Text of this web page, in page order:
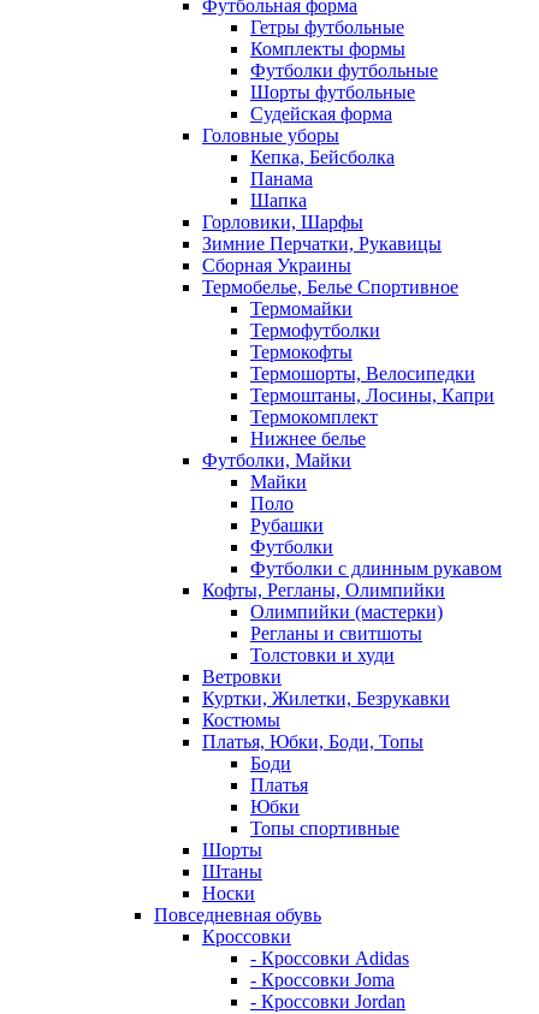
Футбольная форма
Гетры футбольные
Комплекты формы
Футболки футбольные
Шорты футбольные
Судейская форма
Головные уборы
Кепка, Бейсболка
Панама
Шапка
Горловики, Шарфы
Зимние Перчатки, Рукавицы
Сборная Украины
Термобелье, Белье Спортивное
Термомайки
Термофутболки
Термокофты
Термошорты, Велосипедки
Термоштаны, Лосины, Капри
Термокомплект
Нижнее белье
Футболки, Майки
Майки
Поло
Рубашки
Футболки
Футболки с длинным рукавом
Кофты, Регланы, Олимпийки
Олимпийки (мастерки)
Регланы и свитшоты
Толстовки и худи
Ветровки
Куртки, Жилетки, Безрукавки
Костюмы
Платья, Юбки, Боди, Топы
Боди
Платья
Юбки
Топы спортивные
Шорты
Штаны
Носки
Повседневная обувь
Кроссовки
- Кроссовки Adidas
- Кроссовки Joma
- Кроссовки Jordan